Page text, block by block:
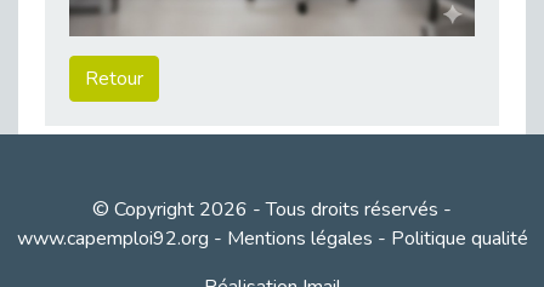
Déclarer son handicap à son employeur : un levier professionnel ?
Publié le 23/03/2026
Cap Emploi : L'accompagnement EXH c’est quoi ?
Publié le 16/03/2026
Retour
© Copyright 2026 - Tous droits réservés -
www.capemploi92.org - Mentions légales - Politique qualité